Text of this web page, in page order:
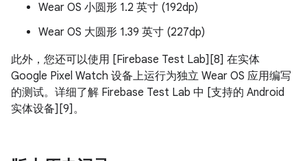
Wear OS 小圆形 1.2 英寸 (192dp)
Wear OS 大圆形 1.39 英寸 (227dp)
此外，您还可以使用 [Firebase Test Lab][8] 在实体
Google Pixel Watch 设备上运行为独立 Wear OS 应用编写
的测试。详细了解 Firebase Test Lab 中 [支持的 Android
实体设备][9]。